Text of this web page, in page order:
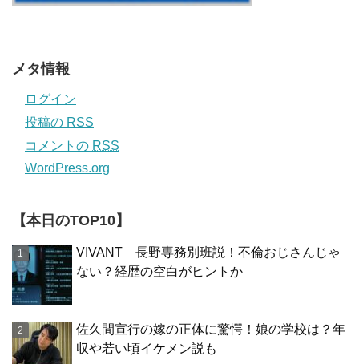
メタ情報
ログイン
投稿の RSS
コメントの RSS
WordPress.org
【本日のTOP10】
VIVANT 長野専務別班説！不倫おじさんじゃ
ない？経歴の空白がヒントか
佐久間宣行の嫁の正体に驚愕！娘の学校は？年
収や若い頃イケメン説も